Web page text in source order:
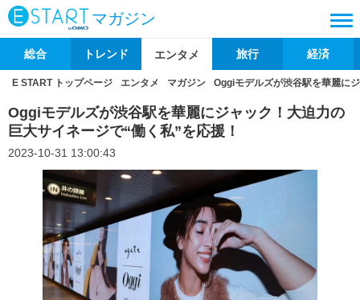
マガジン
総合 トレンド エンタメ 旅行 経済
E START トップページ エンタメ マガジン Oggiモデルズが渋谷駅を華麗に
Oggiモデルズが渋谷駅を華麗にジャック！大迫力の
巨大サイネージで“働く私”を応援！
2023-10-31 13:00:43